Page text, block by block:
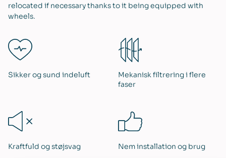
relocated if necessary thanks to it being equipped with
wheels.
Sikker og sund indeluft
Mekanisk filtrering i flere
faser
Kraftfuld og støjsvag Nem installation og brug